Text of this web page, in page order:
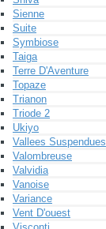
Sienne
Suite
Symbiose
Taiga
Terre D'Aventure
Topaze
Trianon
Triode 2
Ukiyo
Vallees Suspendues
Valombreuse
Valvidia
Vanoise
Variance
Vent D'ouest